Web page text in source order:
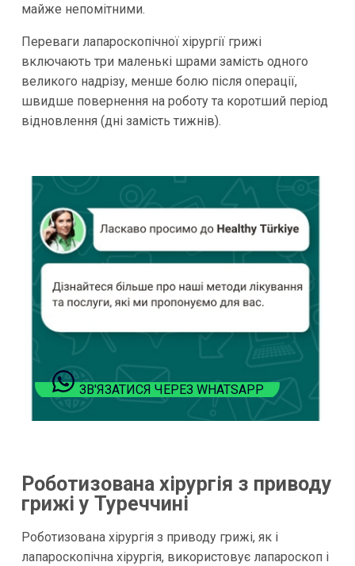
майже непомітними.
Переваги лапароскопічної хірургії грижі
включають три маленькі шрами замість одного
великого надрізу, менше болю після операції,
швидше повернення на роботу та коротший період
відновлення (дні замість тижнів).
ЗВ'ЯЗАТИСЯ ЧЕРЕЗ WHATSAPP
Роботизована хірургія з приводу
грижі у Туреччині
Роботизована хірургія з приводу грижі, як і
лапароскопічна хірургія, використовує лапароскоп і